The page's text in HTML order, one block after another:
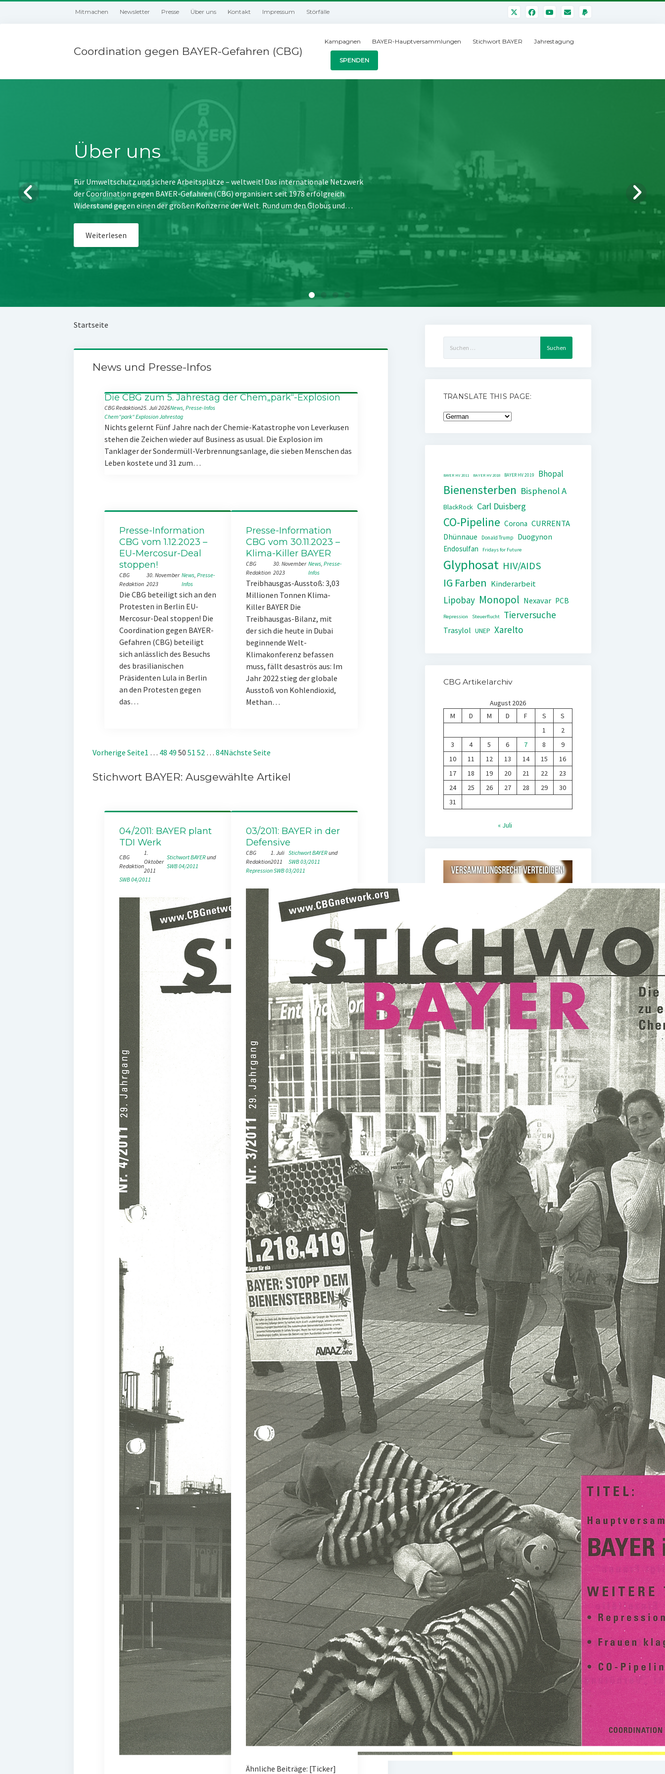
Mitmachen Newsletter Presse Über uns Kontakt Impressum Störfälle
Coordination gegen BAYER-Gefahren (CBG)
Kampagnen BAYER-Hauptversammlungen Stichwort BAYER Jahrestagung
SPENDEN
Über uns
Für Umweltschutz und sichere Arbeitsplätze – weltweit! Das internationale Netzwerk
der Coordination gegen BAYER-Gefahren (CBG) organisiert seit 1978 erfolgreich
Widerstand gegen einen der großen Konzerne der Welt. Rund um den Globus und…
Weiterlesen
Startseite
News und Presse-Infos
Die CBG zum 5. Jahrestag der Chem„park“-Explosion
CBG Redaktion25. Juli 2026News, Presse-Infos
Chem“park“ExplosionJahrestag
Nichts gelernt Fünf Jahre nach der Chemie-Katastrophe von Leverkusen
stehen die Zeichen wieder auf Business as usual. Die Explosion im
Tanklager der Sondermüll-Verbrennungsanlage, die sieben Menschen das
Leben kostete und 31 zum…
Presse-Information
CBG vom 1.12.2023 –
EU-Mercosur-Deal
stoppen!
CBG
Redaktion
30. November
2023
News, Presse-
Infos
Die CBG beteiligt sich an den
Protesten in Berlin EU-
Mercosur-Deal stoppen! Die
Coordination gegen BAYER-
Gefahren (CBG) beteiligt
sich anlässlich des Besuchs
des brasilianischen
Präsidenten Lula in Berlin
an den Protesten gegen
das…
Presse-Information
CBG vom 30.11.2023 –
Klima-Killer BAYER
CBG
Redaktion
30. November
2023
News, Presse-
Infos
Treibhausgas-Ausstoß: 3,03
Millionen Tonnen Klima-
Killer BAYER Die
Treibhausgas-Bilanz, mit
der sich die heute in Dubai
beginnende Welt-
Klimakonferenz befassen
muss, fällt desaströs aus: Im
Jahr 2022 stieg der globale
Ausstoß von Kohlendioxid,
Methan…
Vorherige Seite1 … 48 49 50 51 52 … 84Nächste Seite
Stichwort BAYER: Ausgewählte Artikel
04/2011: BAYER plant
TDI Werk
CBG
Redaktion
1.
Oktober
2011
Stichwort BAYER
und
SWB 04/2011
SWB 04/2011
03/2011: BAYER in der
Defensive
CBG
Redaktion
1. Juli
2011
Stichwort BAYER
und
SWB 03/2011
RepressionSWB 03/2011
Ähnliche Beiträge: [Ticker]
nach:
TRANSLATE THIS PAGE:
BAYER HV 2011 BAYER HV 2018 BAYER HV 2019 Bhopal
Bienensterben Bisphenol A
BlackRock Carl Duisberg
CO-Pipeline Corona CURRENTA
Dhünnaue Donald Trump
Duogynon
Endosulfan
Fridays for Future
Glyphosat HIV/AIDS
IG Farben Kinderarbeit
Lipobay Monopol Nexavar PCB
Repression Steuerflucht Tierversuche
Trasylol UNEP Xarelto
CBG Artikelarchiv
August 2026
M
D M D F S
S
1
2
3
4 5 6 7 8
9
10
11 12 13 14 15
16
17
18 19 20 21 22
23
24
25 26 27 28 29
30
31
« Juli